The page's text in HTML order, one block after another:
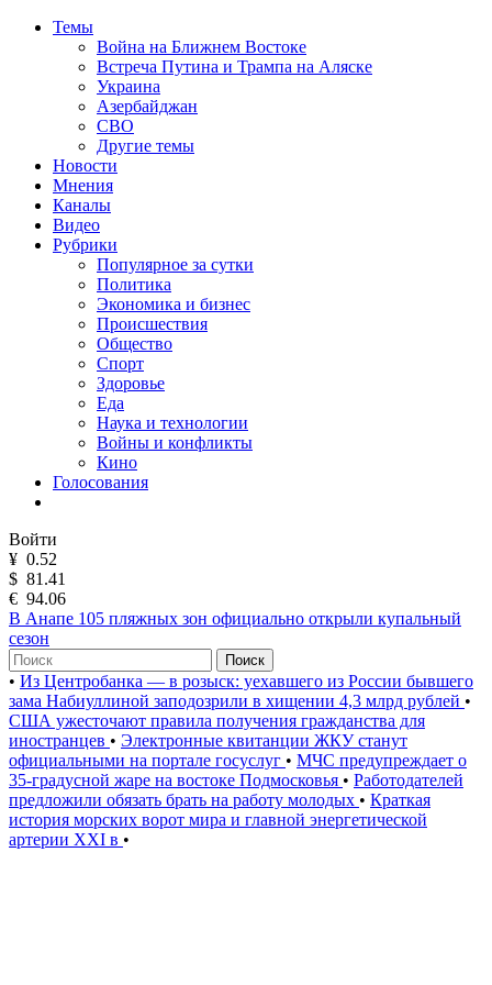
Темы
Война на Ближнем Востоке
Встреча Путина и Трампа на Аляске
Украина
Азербайджан
СВО
Другие темы
Новости
Мнения
Каналы
Видео
Рубрики
Популярное за сутки
Политика
Экономика и бизнес
Происшествия
Общество
Спорт
Здоровье
Еда
Наука и технологии
Войны и конфликты
Кино
Голосования
Войти
¥ 0.52
$ 81.41
€ 94.06
В Анапе 105 пляжных зон официально открыли купальный
сезон
Поиск
• Из Центробанка — в розыск: уехавшего из России бывшего
зама Набиуллиной заподозрили в хищении 4,3 млрд рублей •
США ужесточают правила получения гражданства для
иностранцев • Электронные квитанции ЖКУ станут
официальными на портале госуслуг • МЧС предупреждает о
35-градусной жаре на востоке Подмосковья • Работодателей
предложили обязать брать на работу молодых • Краткая
история морских ворот мира и главной энергетической
артерии XXI в •